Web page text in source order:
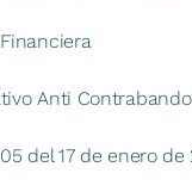
Anti Contrabando
del 17 de enero de